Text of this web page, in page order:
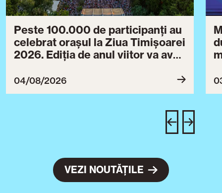
Peste 100.000 de participanți au
celebrat orașul la Ziua Timișoarei
2026. Ediția de anul viitor va avea
04/08/2026
VEZI NOUTĂȚILE